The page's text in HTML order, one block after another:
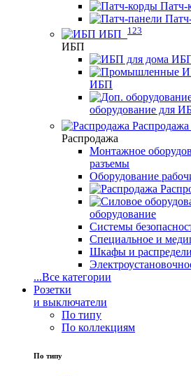
Патч-
ИБП
123
ИБП
ИБП
оборудование для
Распродажа
Распродажа
Монтажное
разъемы
Оборудование
оборудование
Системы
Специальное и
Шкафы и
...Все категории
Розетки
и выключатели
По типу
По коллекциям
По типу